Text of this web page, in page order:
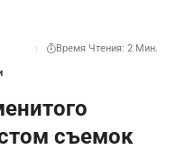
Время Чтения: 2 Мин.
съемок